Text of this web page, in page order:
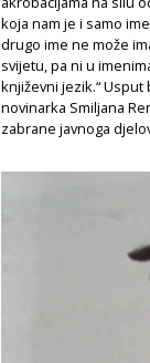
koja nam je i samo
drugo ime ne može
svijetu, pa ni u
književni jezik.“
novinarka Smiljana
zabrane javnoga